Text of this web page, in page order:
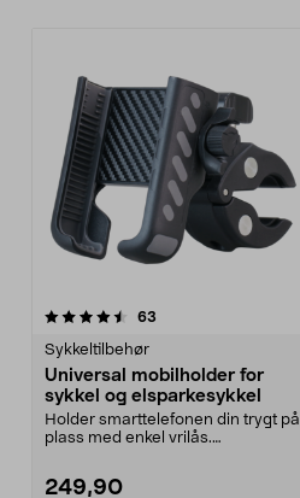
63
Sykkeltilbehør
Universal mobilholder for
sykkel og elsparkesykkel
Holder smarttelefonen din trygt på
plass med enkel vrilås.
249,90
4.5 av 5 stjerner